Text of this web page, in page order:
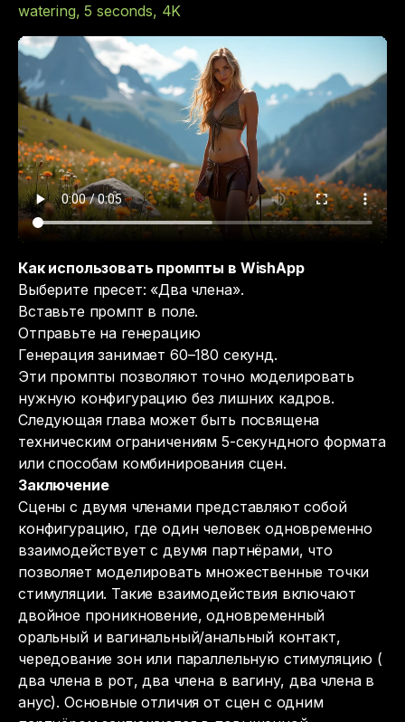
watering, 5 seconds, 4K
Как использовать промпты в WishApp
Выберите пресет: «Два члена».
Вставьте промпт в поле.
Отправьте на генерацию
Генерация занимает 60–180 секунд.
Эти промпты позволяют точно моделировать
нужную конфигурацию без лишних кадров.
Следующая глава может быть посвящена
техническим ограничениям 5-секундного формата
или способам комбинирования сцен.
Заключение
Сцены с двумя членами представляют собой
конфигурацию, где один человек одновременно
взаимодействует с двумя партнёрами, что
позволяет моделировать множественные точки
стимуляции. Такие взаимодействия включают
двойное проникновение, одновременный
оральный и вагинальный/анальный контакт,
чередование зон или параллельную стимуляцию (
два члена в рот, два члена в вагину, два члена в
анус). Основные отличия от сцен с одним